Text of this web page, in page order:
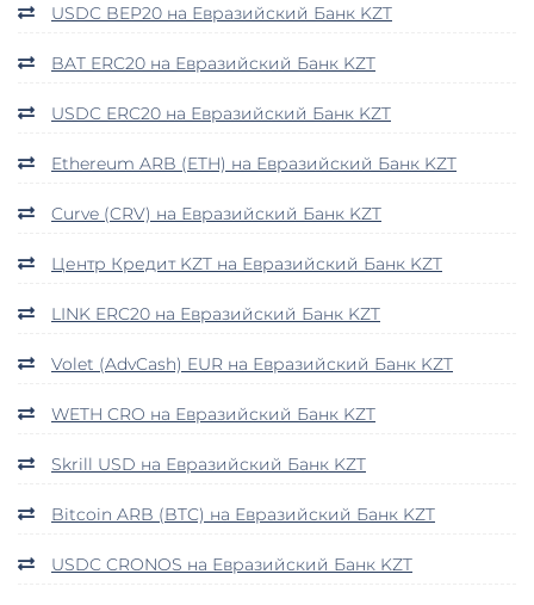
USDC BEP20 на Евразийский Банк KZT
BAT ERC20 на Евразийский Банк KZT
USDC ERC20 на Евразийский Банк KZT
Ethereum ARB (ETH) на Евразийский Банк KZT
Curve (CRV) на Евразийский Банк KZT
Центр Кредит KZT на Евразийский Банк KZT
LINK ERC20 на Евразийский Банк KZT
Volet (AdvCash) EUR на Евразийский Банк KZT
WETH CRO на Евразийский Банк KZT
Skrill USD на Евразийский Банк KZT
Bitcoin ARB (BTC) на Евразийский Банк KZT
USDC CRONOS на Евразийский Банк KZT